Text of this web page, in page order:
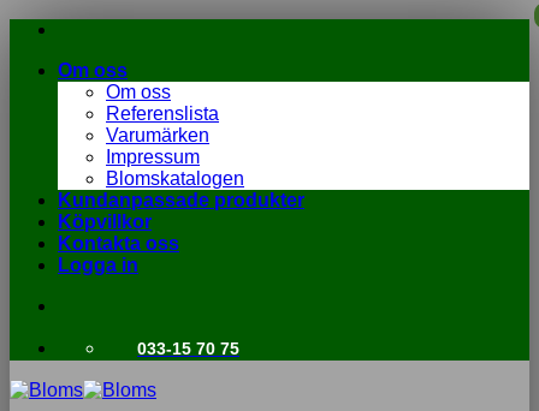
Skip
contentOm oss
Om oss
Referenslista
Varumärken
Impressum
Blomskatalogen
Kundanpassade produkter
Köpvillkor
Kontakta oss
Logga in
033-15 70 75